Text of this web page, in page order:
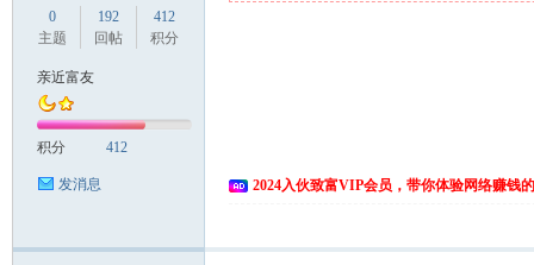
0
主题
192
回帖
412
积分
亲近富友
积分 412
发消息 2024入伙致富VIP会员，带你体验网络赚钱